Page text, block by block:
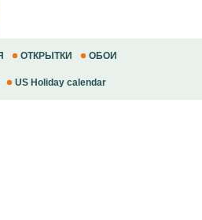
ОТКРЫТКИ ОБОИ
US Holiday calendar